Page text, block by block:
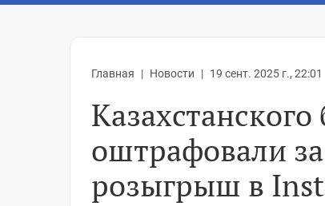
Главная Новости 19 сент. 2025 г., 22:01
Казахстанского
оштрафовали
розыгрыш в